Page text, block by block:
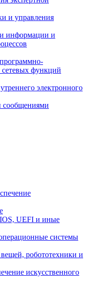
и управления
информации и
сетевых функций
электронного
сообщениями
UEFI и иные
системы
робототехники и
искусственного